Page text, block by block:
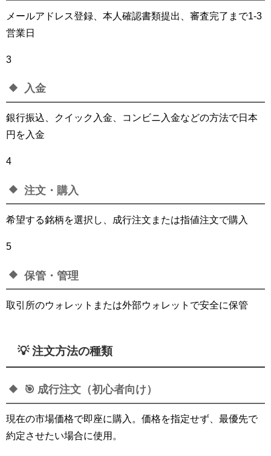
メールアドレス登録、本人確認書類提出、審査完了まで1-3
営業日
3
入金
銀行振込、クイック入金、コンビニ入金などの方法で日本
円を入金
4
注文・購入
希望する銘柄を選択し、成行注文または指値注文で購入
5
保管・管理
取引所のウォレットまたは外部ウォレットで安全に保管
💡 注文方法の種類
🎯 成行注文（初心者向け）
現在の市場価格で即座に購入。価格を指定せず、最優先で
約定させたい場合に使用。